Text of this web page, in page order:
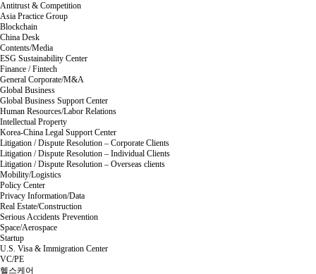
Antitrust & Competition
Asia Practice Group
Blockchain
China Desk
Contents/Media
ESG Sustainability Center
Finance / Fintech
General Corporate/M&A
Global Business
Global Business Support Center
Human Resources/Labor Relations
Intellectual Property
Korea-China Legal Support Center
Litigation / Dispute Resolution – Corporate Clients
Litigation / Dispute Resolution – Individual Clients
Litigation / Dispute Resolution – Overseas clients
Mobility/Logistics
Policy Center
Privacy Information/Data
Real Estate/Construction
Serious Accidents Prevention
Space/Aerospace
Startup
U.S. Visa & Immigration Center
VC/PE
헬스케어